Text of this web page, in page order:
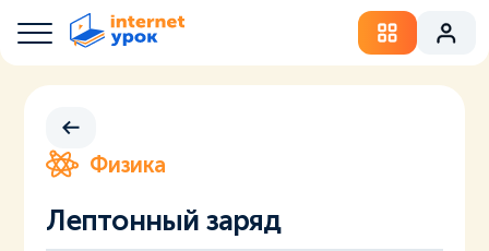
Физика
Лептонный заряд